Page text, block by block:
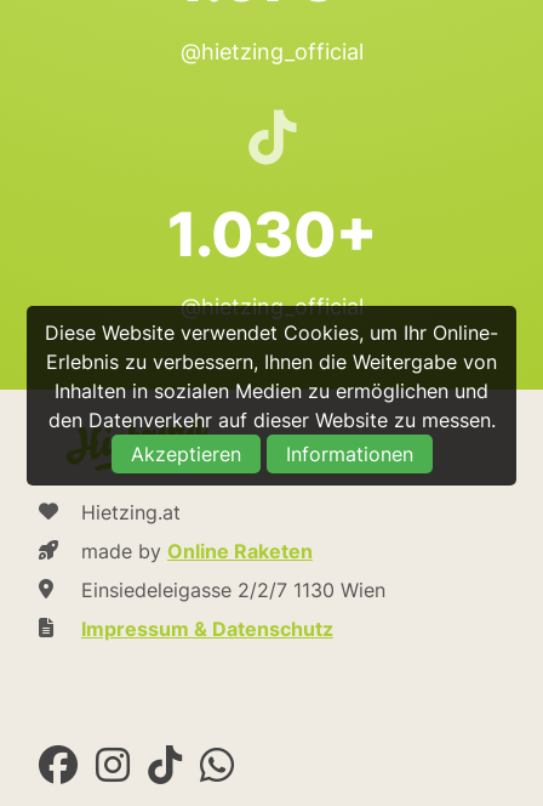
Diese Website verwendet Cookies, um Ihr Online-
Erlebnis zu verbessern, Ihnen die Weitergabe von
Inhalten in sozialen Medien zu ermöglichen und
den Datenverkehr auf dieser Website zu messen.
Akzeptieren
Informationen
@hietzing_official
1.030+
@hietzing_official
Hietzing.at
made by Online Raketen
Einsiedeleigasse 2/2/7 1130 Wien
Impressum & Datenschutz